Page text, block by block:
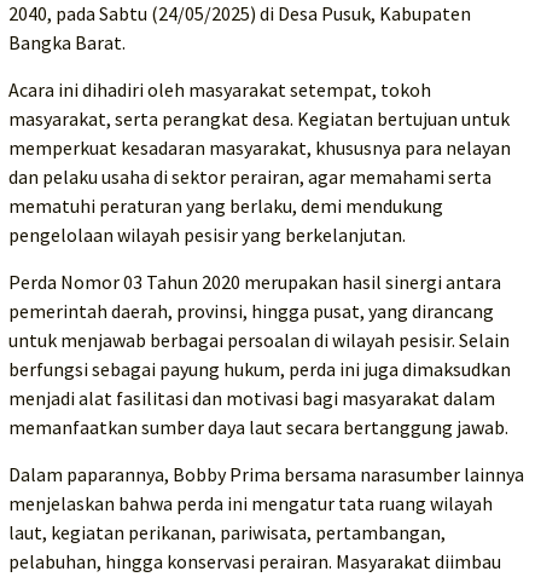
2040, pada Sabtu (24/05/2025) di Desa Pusuk, Kabupaten
Bangka Barat.
Acara ini dihadiri oleh masyarakat setempat, tokoh
masyarakat, serta perangkat desa. Kegiatan bertujuan untuk
memperkuat kesadaran masyarakat, khususnya para nelayan
dan pelaku usaha di sektor perairan, agar memahami serta
mematuhi peraturan yang berlaku, demi mendukung
pengelolaan wilayah pesisir yang berkelanjutan.
Perda Nomor 03 Tahun 2020 merupakan hasil sinergi antara
pemerintah daerah, provinsi, hingga pusat, yang dirancang
untuk menjawab berbagai persoalan di wilayah pesisir. Selain
berfungsi sebagai payung hukum, perda ini juga dimaksudkan
menjadi alat fasilitasi dan motivasi bagi masyarakat dalam
memanfaatkan sumber daya laut secara bertanggung jawab.
Dalam paparannya, Bobby Prima bersama narasumber lainnya
menjelaskan bahwa perda ini mengatur tata ruang wilayah
laut, kegiatan perikanan, pariwisata, pertambangan,
pelabuhan, hingga konservasi perairan. Masyarakat diimbau